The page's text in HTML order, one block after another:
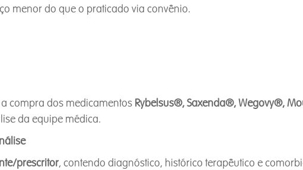
menor do que o praticado via convênio.
compra dos medicamentos Rybelsus®, Saxenda®, Wegovy®,
da equipe médica.
prescritor, contendo diagnóstico, histórico terapêutico e